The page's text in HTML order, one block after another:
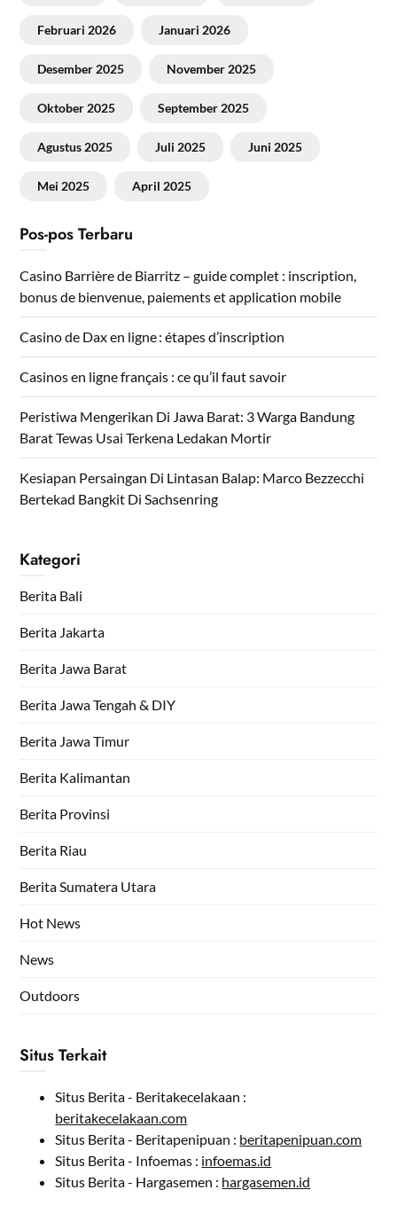
Februari 2026 Januari 2026
Desember 2025 November 2025
Oktober 2025 September 2025
Agustus 2025 Juli 2025 Juni 2025
Mei 2025 April 2025
Pos-pos Terbaru
Casino Barrière de Biarritz – guide complet : inscription,
bonus de bienvenue, paiements et application mobile
Casino de Dax en ligne : étapes d’inscription
Casinos en ligne français : ce qu’il faut savoir
Peristiwa Mengerikan Di Jawa Barat: 3 Warga Bandung
Barat Tewas Usai Terkena Ledakan Mortir
Kesiapan Persaingan Di Lintasan Balap: Marco Bezzecchi
Bertekad Bangkit Di Sachsenring
Kategori
Berita Bali
Berita Jakarta
Berita Jawa Barat
Berita Jawa Tengah & DIY
Berita Jawa Timur
Berita Kalimantan
Berita Provinsi
Berita Riau
Berita Sumatera Utara
Hot News
News
Outdoors
Situs Terkait
Situs Berita - Beritakecelakaan :
beritakecelakaan.com
Situs Berita - Beritapenipuan : beritapenipuan.com
Situs Berita - Infoemas : infoemas.id
Situs Berita - Hargasemen : hargasemen.id